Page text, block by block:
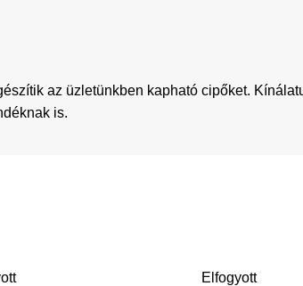
az üzletünkben kapható cipőket.
is.
Elfogyott